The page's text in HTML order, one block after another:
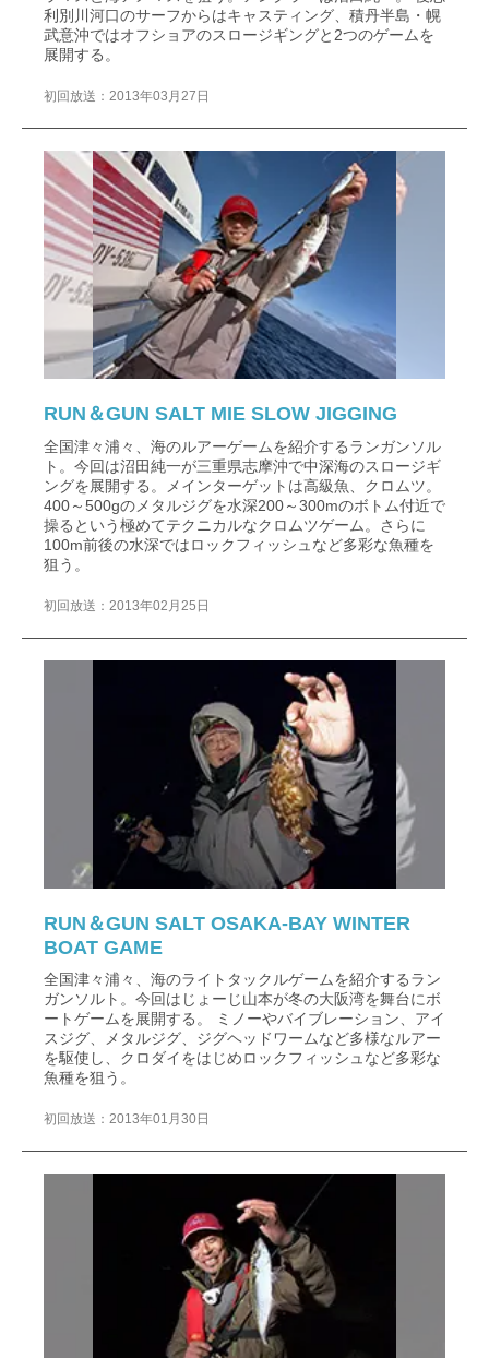
利別川河口のサーフからはキャスティング、積丹半島・幌
武意沖ではオフショアのスロージギングと2つのゲームを
展開する。
初回放送：2013年03月27日
RUN＆GUN SALT MIE SLOW JIGGING
全国津々浦々、海のルアーゲームを紹介するランガンソル
ト。今回は沼田純一が三重県志摩沖で中深海のスロージギ
ングを展開する。メインターゲットは高級魚、クロムツ。
400～500gのメタルジグを水深200～300mのボトム付近で
操るという極めてテクニカルなクロムツゲーム。さらに
100m前後の水深ではロックフィッシュなど多彩な魚種を
狙う。
初回放送：2013年02月25日
RUN＆GUN SALT OSAKA-BAY WINTER
BOAT GAME
全国津々浦々、海のライトタックルゲームを紹介するラン
ガンソルト。今回はじょーじ山本が冬の大阪湾を舞台にボ
ートゲームを展開する。 ミノーやバイブレーション、アイ
スジグ、メタルジグ、ジグヘッドワームなど多様なルアー
を駆使し、クロダイをはじめロックフィッシュなど多彩な
魚種を狙う。
初回放送：2013年01月30日